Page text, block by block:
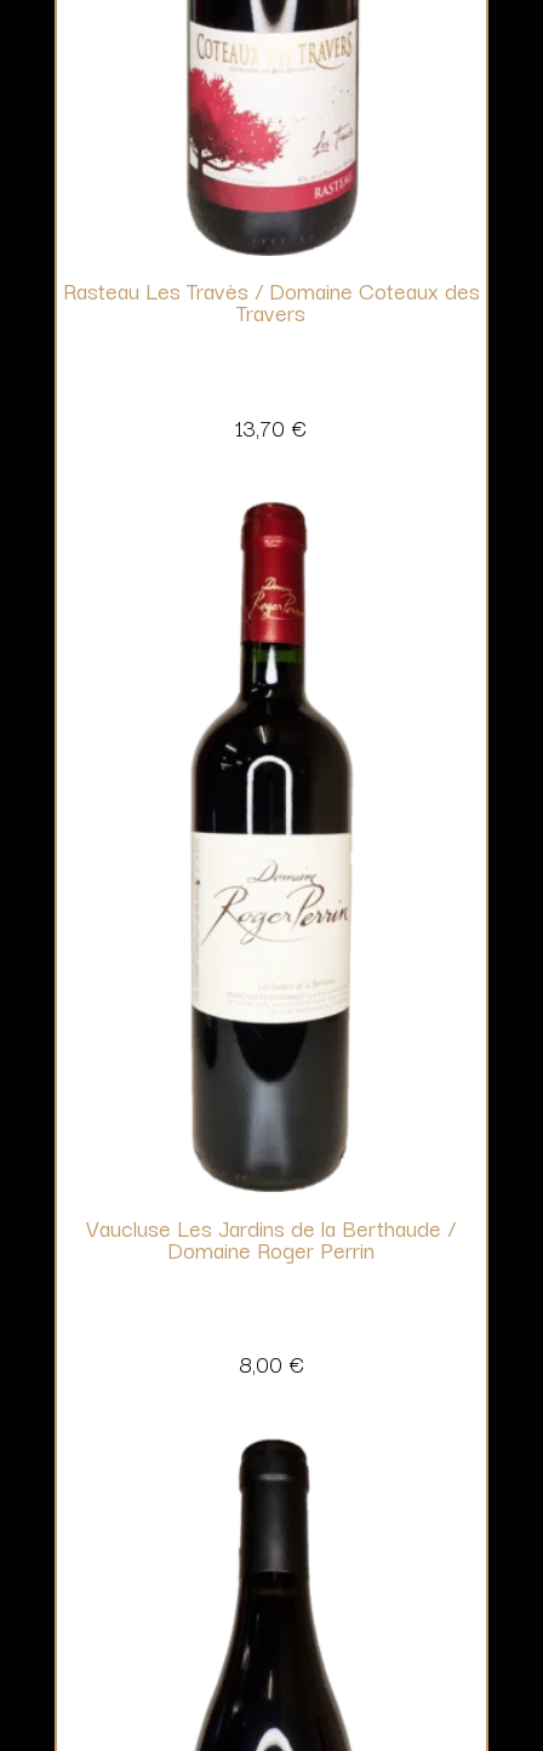
Rasteau Les Travès / Domaine Coteaux des
Travers
13,70 €
Vaucluse Les Jardins de la Berthaude /
Domaine Roger Perrin
8,00 €